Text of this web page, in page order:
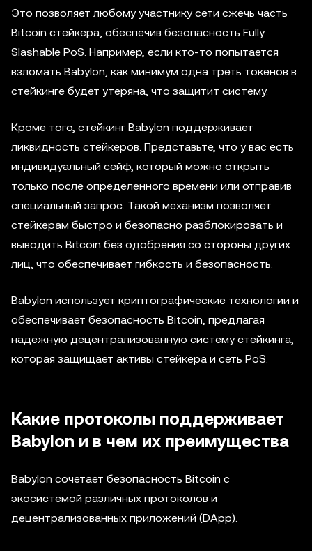
Это позволяет любому участнику сети сжечь часть
Bitcoin стейкера, обеспечив безопасность Fully
Slashable PoS. Например, если кто-то попытается
взломать Babylon, как минимум одна треть токенов в
стейкинге будет утеряна, что защитит систему.
Кроме того, стейкинг Babylon поддерживает
ликвидность стейкеров. Представьте, что у вас есть
индивидуальный сейф, который можно открыть
только после определенного времени или отправив
специальный запрос. Такой механизм позволяет
стейкерам быстро и безопасно разблокировать и
выводить Bitcoin без одобрения со стороны других
лиц, что обеспечивает гибкость и безопасность.
Babylon использует криптографические технологии и
обеспечивает безопасность Bitcoin, предлагая
надежную децентрализованную систему стейкинга,
которая защищает активы стейкера и сеть PoS.
Какие протоколы поддерживает
Babylon и в чем их преимущества
Babylon сочетает безопасность Bitcoin с
экосистемой различных протоколов и
децентрализованных приложений (DApp).